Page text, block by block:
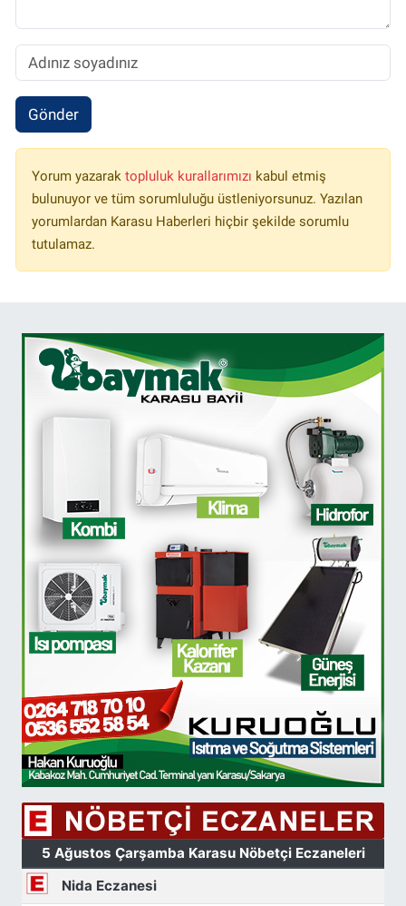
Gönder
Yorum yazarak topluluk kurallarımızı kabul etmiş
bulunuyor ve tüm sorumluluğu üstleniyorsunuz. Yazılan
yorumlardan Karasu Haberleri hiçbir şekilde sorumlu
tutulamaz.